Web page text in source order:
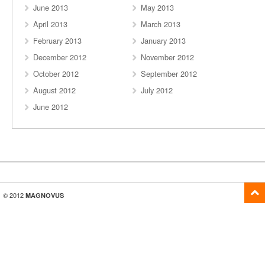
June 2013
May 2013
April 2013
March 2013
February 2013
January 2013
December 2012
November 2012
October 2012
September 2012
August 2012
July 2012
June 2012
© 2012 MAGNOVUS